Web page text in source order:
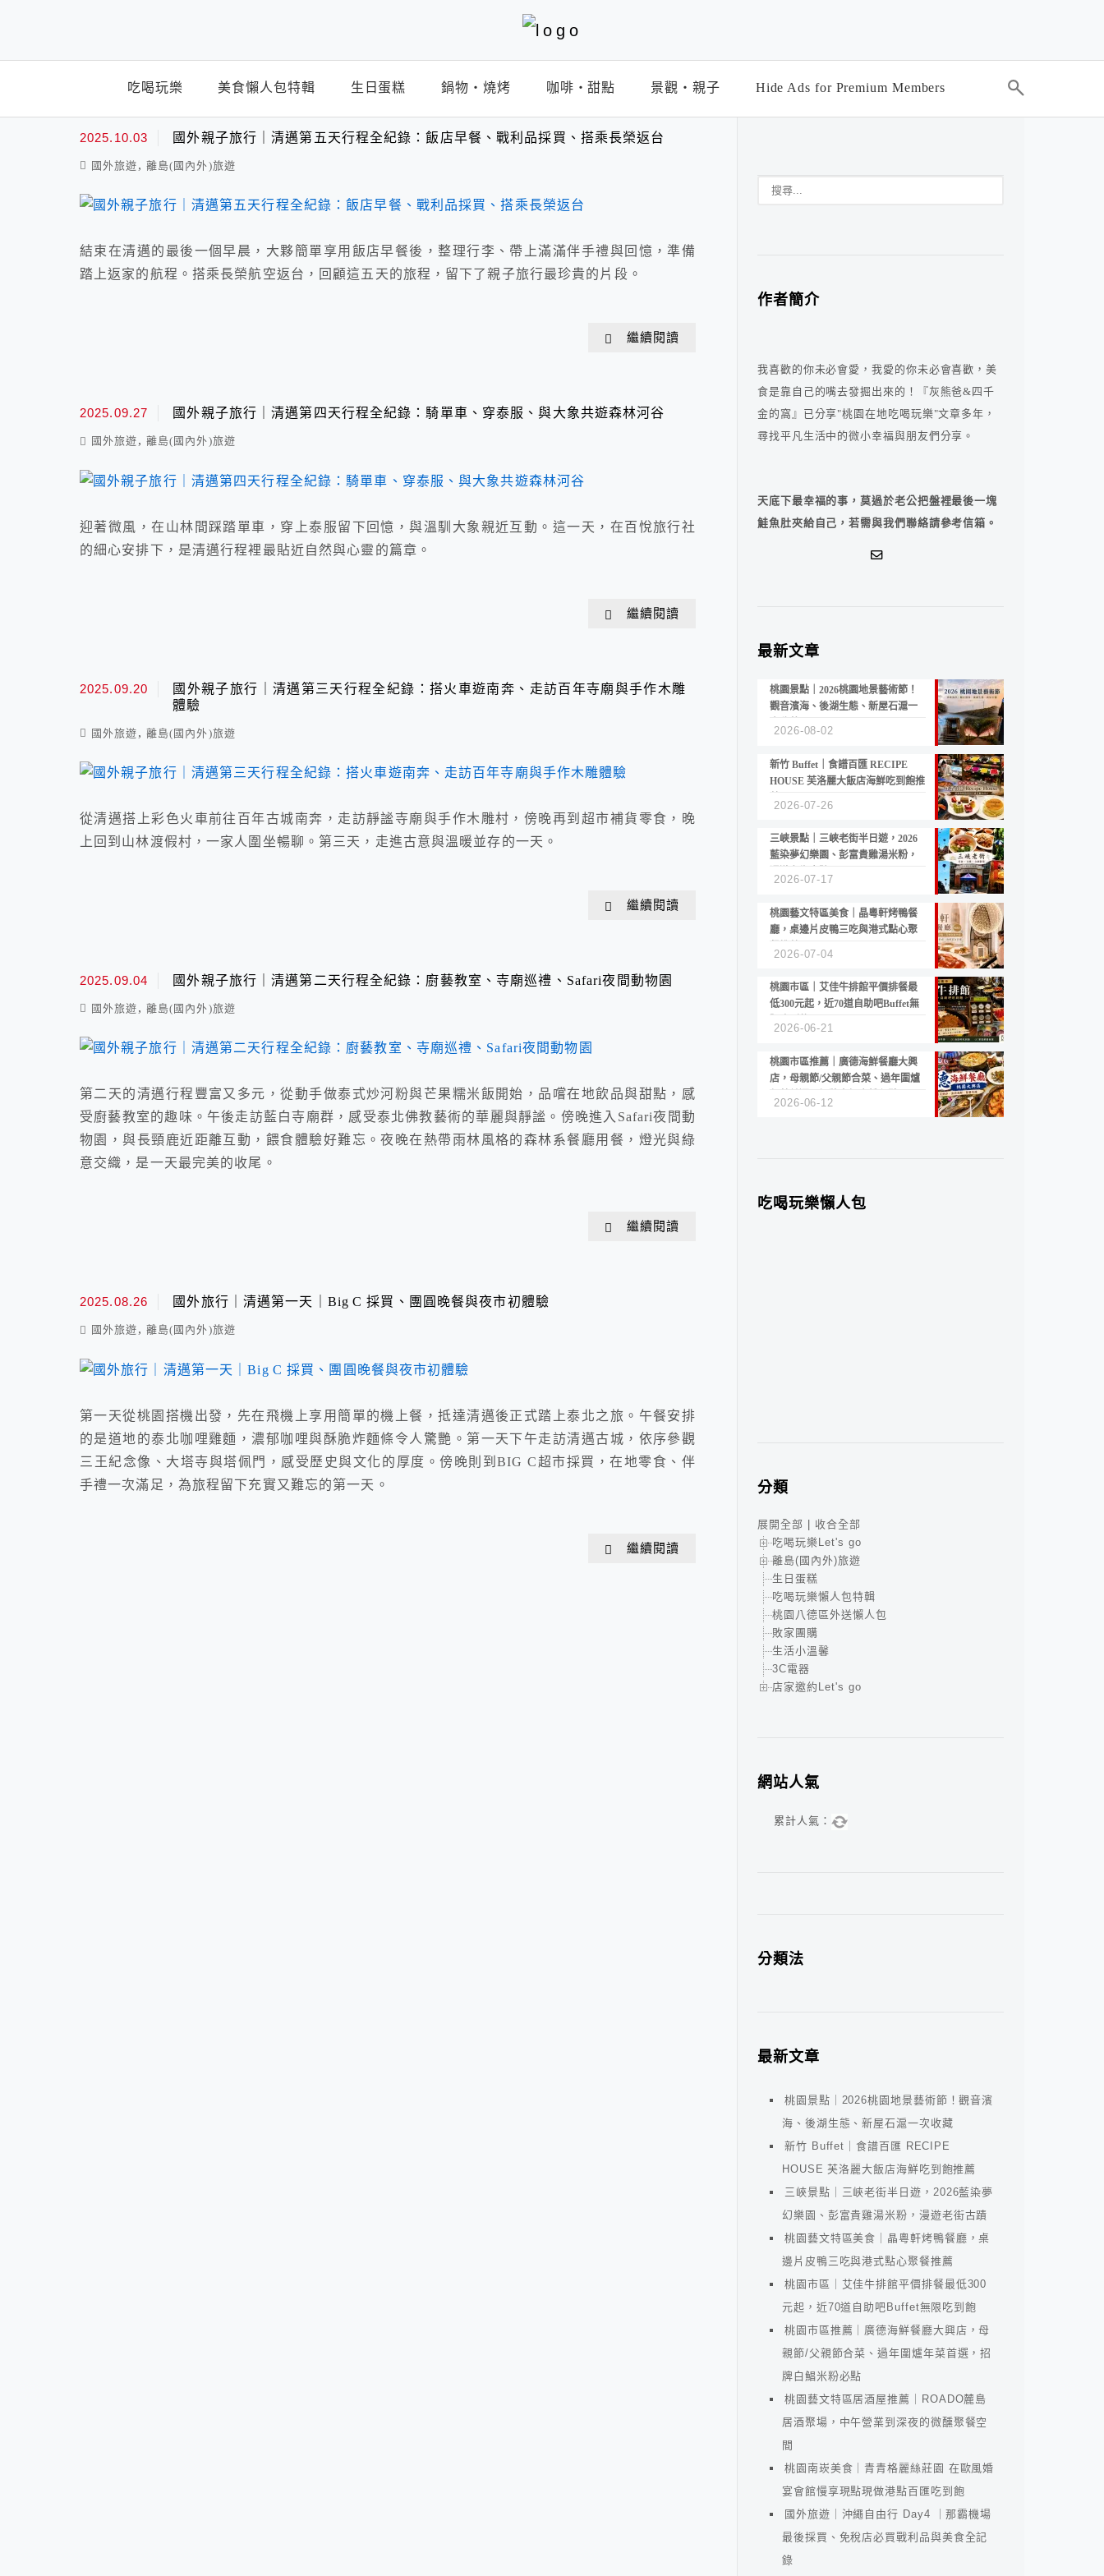
吃喝玩樂 美食懶人包特輯 生日蛋糕 鍋物‧燒烤 咖啡‧甜點 景觀‧親子 Hide Ads for Premium Members
泰國旅行
2025.10.03 國外親子旅行｜清邁第五天行程全紀錄：飯店早餐、戰利品採買、搭乘長榮返台
國外旅遊 , 離島(國內外)旅遊
結束在清邁的最後一個早晨，大夥簡單享用飯店早餐後，整理行李、帶上滿滿伴手禮與回憶，準備
踏上返家的航程。搭乘長榮航空返台，回顧這五天的旅程，留下了親子旅行最珍貴的片段。
繼續閱讀
2025.09.27 國外親子旅行｜清邁第四天行程全紀錄：騎單車、穿泰服、與大象共遊森林河谷
國外旅遊 , 離島(國內外)旅遊
迎著微風，在山林間踩踏單車，穿上泰服留下回憶，與溫馴大象親近互動。這一天，在百悅旅行社
的細心安排下，是清邁行程裡最貼近自然與心靈的篇章。
繼續閱讀
2025.09.20
國外親子旅行｜清邁第三天行程全紀錄：搭火車遊南奔、走訪百年寺廟與手作木雕
體驗
國外旅遊 , 離島(國內外)旅遊
從清邁搭上彩色火車前往百年古城南奔，走訪靜謐寺廟與手作木雕村，傍晚再到超市補貨零食，晚
上回到山林渡假村，一家人圍坐暢聊。第三天，走進古意與溫暖並存的一天。
繼續閱讀
2025.09.04 國外親子旅行｜清邁第二天行程全紀錄：廚藝教室、寺廟巡禮、Safari夜間動物園
國外旅遊 , 離島(國內外)旅遊
第二天的清邁行程豐富又多元，從動手做泰式炒河粉與芒果糯米飯開始，品嚐在地飲品與甜點，感
受廚藝教室的趣味。午後走訪藍白寺廟群，感受泰北佛教藝術的華麗與靜謐。傍晚進入Safari夜間動
物園，與長頸鹿近距離互動，餵食體驗好難忘。夜晚在熱帶雨林風格的森林系餐廳用餐，燈光與綠
意交織，是一天最完美的收尾。
繼續閱讀
2025.08.26 國外旅行｜清邁第一天｜Big C 採買、團圓晚餐與夜市初體驗
國外旅遊 , 離島(國內外)旅遊
第一天從桃園搭機出發，先在飛機上享用簡單的機上餐，抵達清邁後正式踏上泰北之旅。午餐安排
的是道地的泰北咖哩雞麵，濃郁咖哩與酥脆炸麵條令人驚艷。第一天下午走訪清邁古城，依序參觀
三王紀念像、大塔寺與塔佩門，感受歷史與文化的厚度。傍晚則到BIG C超市採買，在地零食、伴
手禮一次滿足，為旅程留下充實又難忘的第一天。
繼續閱讀
作者簡介
我喜歡的你未必會愛，我愛的你未必會喜歡，美
食是靠自己的嘴去發掘出來的！『灰熊爸&四千
金的窩』已分享"桃園在地吃喝玩樂"文章多年，
尋找平凡生活中的微小幸福與朋友們分享。
天底下最幸福的事，莫過於老公把盤裡最後一塊
鮭魚肚夾給自己，若需與我們聯絡請參考信箱。
最新文章
桃園景點｜2026桃園地景藝術節！
觀音濱海、後湖生態、新屋石滬一
2026-08-02
新竹 Buffet｜食譜百匯 RECIPE
HOUSE 芙洛麗大飯店海鮮吃到飽推
2026-07-26
三峽景點｜三峽老街半日遊，2026
藍染夢幻樂園、彭富貴雞湯米粉，
2026-07-17
桃園藝文特區美食｜晶粵軒烤鴨餐
廳，桌邊片皮鴨三吃與港式點心聚
2026-07-04
桃園市區｜艾佳牛排館平價排餐最
低300元起，近70道自助吧Buffet無
2026-06-21
桃園市區推薦｜廣德海鮮餐廳大興
店，母親節/父親節合菜、過年圍爐
2026-06-12
吃喝玩樂懶人包
分類
展開全部
收合全部
吃喝玩樂Let's go
離島(國內外)旅遊
生日蛋糕
吃喝玩樂懶人包特輯
桃園八德區外送懶人包
敗家團購
生活小溫馨
3C電器
店家邀約Let's go
網站人氣
累計人氣：
分類法
最新文章
桃園景點｜2026桃園地景藝術節！觀音濱
海、後湖生態、新屋石滬一次收藏
新竹 Buffet｜食譜百匯 RECIPE
HOUSE 芙洛麗大飯店海鮮吃到飽推薦
三峽景點｜三峽老街半日遊，2026藍染夢
幻樂園、彭富貴雞湯米粉，漫遊老街古蹟
桃園藝文特區美食｜晶粵軒烤鴨餐廳，桌
邊片皮鴨三吃與港式點心聚餐推薦
桃園市區｜艾佳牛排館平價排餐最低300
元起，近70道自助吧Buffet無限吃到飽
桃園市區推薦｜廣德海鮮餐廳大興店，母
親節/父親節合菜、過年圍爐年菜首選，招
牌白鯧米粉必點
桃園藝文特區居酒屋推薦｜ROADO麓島
居酒聚場，中午營業到深夜的微醺聚餐空
間
桃園南崁美食｜青青格麗絲莊園 在歐風婚
宴會館慢享現點現做港點百匯吃到飽
國外旅遊｜沖繩自由行 Day4 ｜那霸機場
最後採買、免稅店必買戰利品與美食全記
錄